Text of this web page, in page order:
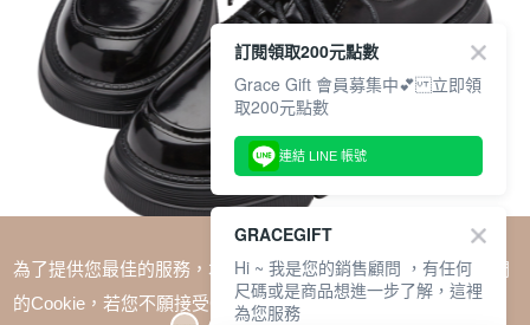
為了提供您最佳的服務，本網站會在您的電腦中放置並取用我們
的Cookie，若您不願接受Cookie時應如何變更電腦的Cookie設
訂閱領取200元點數
Grace Gift 會員募集中💕 立即領
取200元點數
連結 LINE 帳號
GRACEGIFT
Hi ~ 我是您的銷售顧問 ，有任何
尺碼或是商品想進一步了解，這裡
為您服務